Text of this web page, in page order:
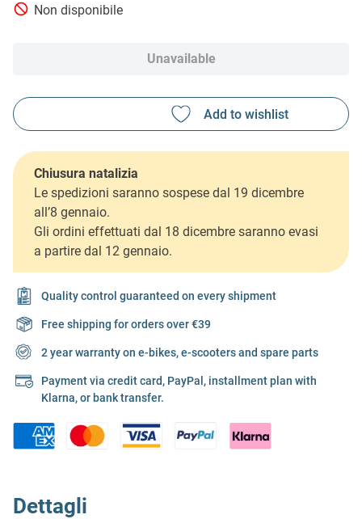
Non disponibile
Unavailable
Chiusura natalizia
Le spedizioni saranno sospese dal 19 dicembre
all’8 gennaio.
Gli ordini effettuati dal 18 dicembre saranno evasi
a partire dal 12 gennaio.
Quality control guaranteed on every shipment
Free shipping for orders over €39
2 year warranty on e-bikes, e-scooters and spare parts
Payment via credit card, PayPal, installment plan with
Klarna, or bank transfer.
Dettagli